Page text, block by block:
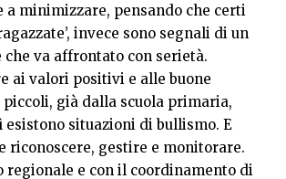
a minimizzare, pensando che certi
invece sono segnali di un
che va affrontato con serietà.
ai valori positivi e alle buone
già dalla scuola primaria,
esistono situazioni di bullismo. E
riconoscere, gestire e monitorare.
regionale e con il coordinamento di